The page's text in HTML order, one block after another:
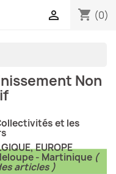
shopping_cart (0)

Non
et les
EUROPE
- Martinique(
articles )